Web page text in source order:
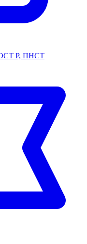
Р, ПНСТ